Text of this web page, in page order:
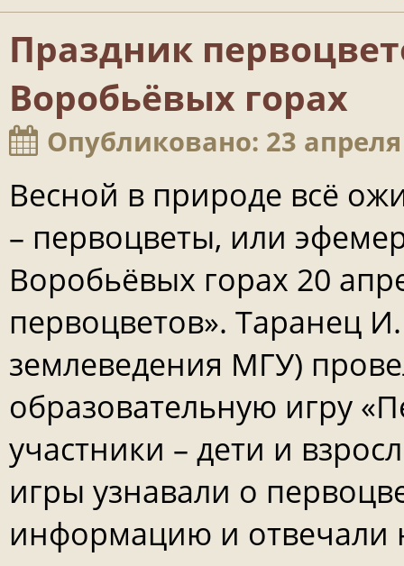
Праздник
Воробьёвых горах
Опубликовано: 23
Весной в природе всё
– первоцветы, или
Воробьёвых горах 20
первоцветов». Таранец
землеведения МГУ)
образовательную игру
участники – дети и
игры узнавали о
информацию и отвечали